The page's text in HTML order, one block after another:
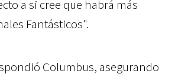
a si cree que habrá más
Fantásticos".
Columbus, asegurando